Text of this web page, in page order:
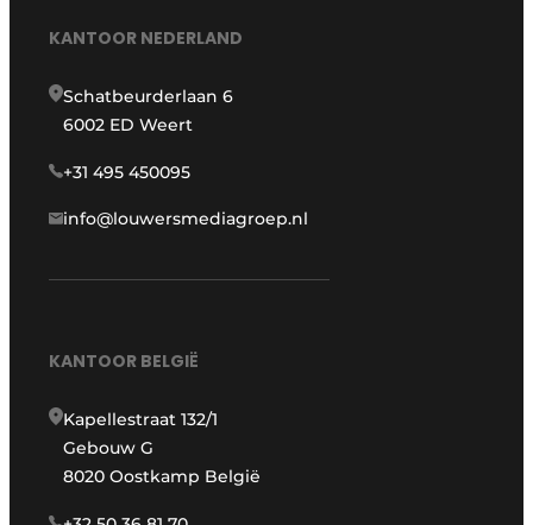
KANTOOR NEDERLAND
Schatbeurderlaan 6
6002 ED Weert
+31 495 450095
info@louwersmediagroep.nl
KANTOOR BELGIË
Kapellestraat 132/1
Gebouw G
8020 Oostkamp België